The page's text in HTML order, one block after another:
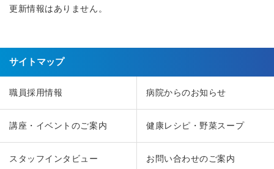
更新情報はありません。
サイトマップ
職員採用情報 病院からのお知らせ
講座・イベントのご案内 健康レシピ・野菜スープ
スタッフインタビュー お問い合わせのご案内